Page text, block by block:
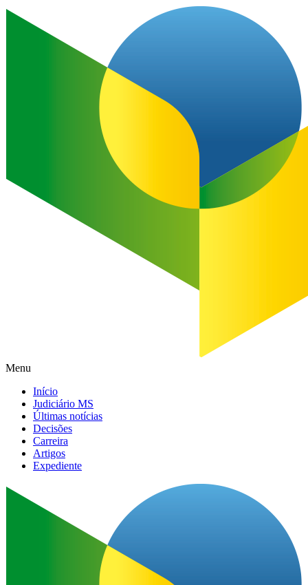
Menu
Início
Judiciário MS
Últimas notícias
Decisões
Carreira
Artigos
Expediente